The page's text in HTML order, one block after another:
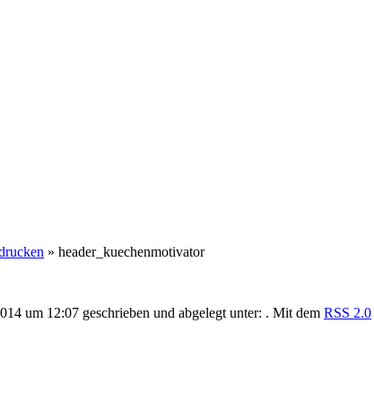
» header_kuechenmotivator
um 12:07 geschrieben und abgelegt unter: . Mit dem RSS 2.0